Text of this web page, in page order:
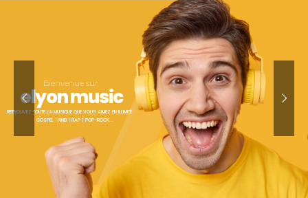
Bienvenue sur
elyon music
RETROUVEZ TOUTE LA MUSIQUE QUE VOUS AIMEZ EN ILLIMITÉ
GOSPEL | RNB | RAP | POP-ROCK...